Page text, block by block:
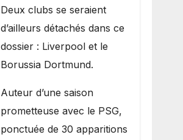
Deux clubs se seraient
d’ailleurs détachés dans ce
dossier : Liverpool et le
Borussia Dortmund.
Auteur d’une saison
prometteuse avec le PSG,
ponctuée de 30 apparitions